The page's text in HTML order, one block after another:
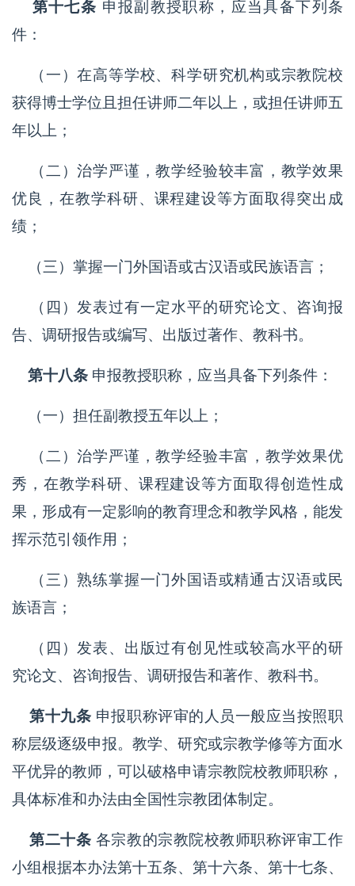
第十七条 申报副教授职称，应当具备下列条
件：
（一）在高等学校、科学研究机构或宗教院校
获得博士学位且担任讲师二年以上，或担任讲师五
年以上；
（二）治学严谨，教学经验较丰富，教学效果
优良，在教学科研、课程建设等方面取得突出成
绩；
（三）掌握一门外国语或古汉语或民族语言；
（四）发表过有一定水平的研究论文、咨询报
告、调研报告或编写、出版过著作、教科书。
第十八条 申报教授职称，应当具备下列条件：
（一）担任副教授五年以上；
（二）治学严谨，教学经验丰富，教学效果优
秀，在教学科研、课程建设等方面取得创造性成
果，形成有一定影响的教育理念和教学风格，能发
挥示范引领作用；
（三）熟练掌握一门外国语或精通古汉语或民
族语言；
（四）发表、出版过有创见性或较高水平的研
究论文、咨询报告、调研报告和著作、教科书。
第十九条 申报职称评审的人员一般应当按照职
称层级逐级申报。教学、研究或宗教学修等方面水
平优异的教师，可以破格申请宗教院校教师职称，
具体标准和办法由全国性宗教团体制定。
第二十条 各宗教的宗教院校教师职称评审工作
小组根据本办法第十五条、第十六条、第十七条、